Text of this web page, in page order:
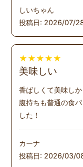
しいちゃん
投稿日: 2026/07/
★ ★ ★ ★ ★
美味しい
香ばしくて美味しか
腹持ちも普通の食
した！
カーナ
投稿日: 2026/03/